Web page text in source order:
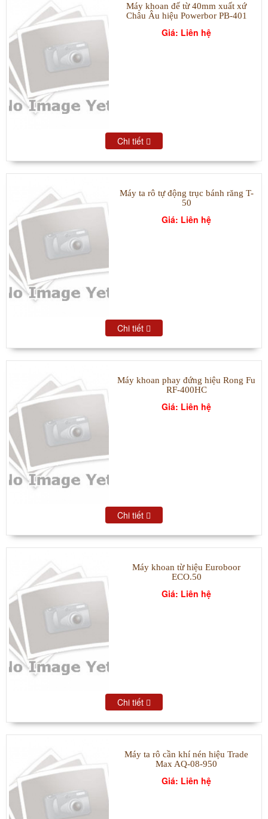
Máy khoan đế từ 40mm xuất xứ
Châu Âu hiệu Powerbor PB-401
Giá: Liên hệ
Chi tiết
Máy ta rô tự động trục bánh răng T-
50
Giá: Liên hệ
Chi tiết
Máy khoan phay đứng hiệu Rong Fu
RF-400HC
Giá: Liên hệ
Chi tiết
Máy khoan từ hiệu Euroboor
ECO.50
Giá: Liên hệ
Chi tiết
Máy ta rô cần khí nén hiệu Trade
Max AQ-08-950
Giá: Liên hệ